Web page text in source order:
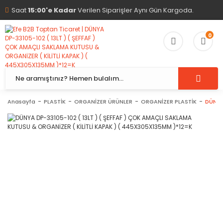
Saat15:00'e KadarVerilen Siparişler Aynı Gün Kargoda.
0
Anasayfa PLASTİK ORGANİZER ÜRÜNLER ORGANİZER PLASTİK